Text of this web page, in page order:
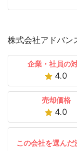
株式会社アドバン
企業・社員の
4.0
売却価格
4.0
この会社を選んだ